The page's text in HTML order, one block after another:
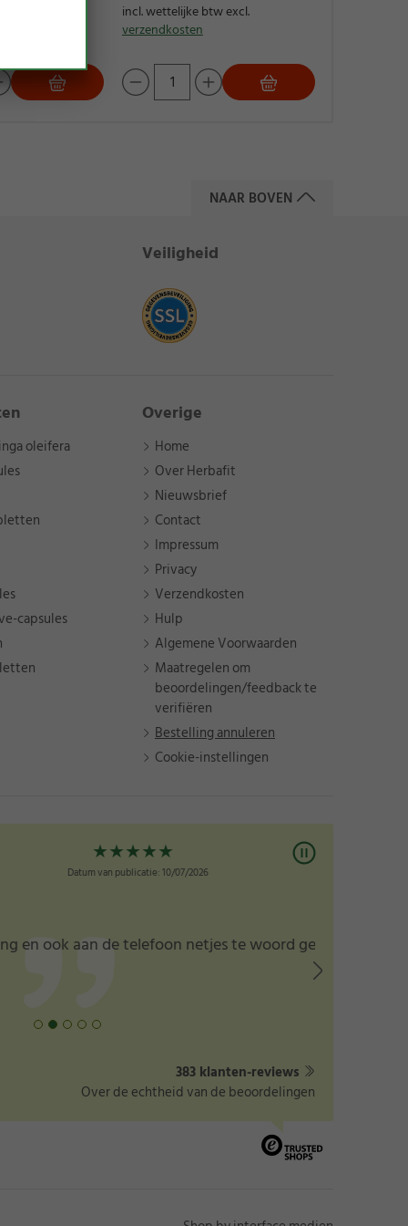
incl. wettelijke btw excl.
verzendkosten
NAAR BOVEN
Veiligheid
oleifera
capsules
Overige
Home
Over Herbafit
Nieuwsbrief
Contact
Impressum
Privacy
Verzendkosten
Hulp
Algemene Voorwaarden
Maatregelen om
beoordelingen/feedback te
verifiëren
Bestelling annuleren
Cookie-instellingen
★
Datum van publicatie: 10/07/2026
aan de telefoon netjes te woord gestaan ”
383 klanten-reviews
Over de echtheid van de beoordelingen